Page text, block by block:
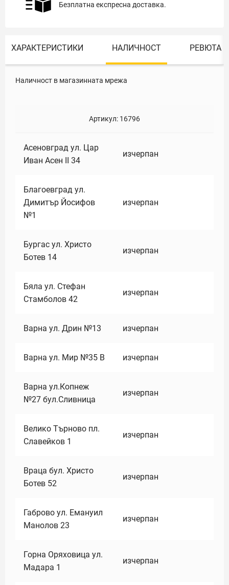
Безплатна експресна доставка.
ХАРАКТЕРИСТИКИ НАЛИЧНОСТ РЕВЮТА
Наличност в магазинната мрежа
Артикул: 16796
Асеновград ул. Цар
Иван Асен II 34
изчерпан
Благоевград ул.
Димитър Йосифов
№1
изчерпан
Бургас ул. Христо
Ботев 14
изчерпан
Бяла ул. Стефан
Стамболов 42
изчерпан
Варна ул. Дрин №13 изчерпан
Варна ул. Мир №35 В изчерпан
Варна ул.Копнеж
№27 бул.Сливница
изчерпан
Велико Търново пл.
Славейков 1
изчерпан
Враца бул. Христо
Ботев 52
изчерпан
Габрово ул. Емануил
Манолов 23
изчерпан
Горна Оряховица ул.
Мадара 1
изчерпан